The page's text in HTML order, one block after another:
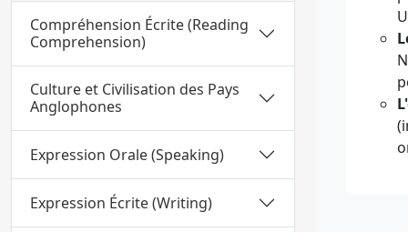
Compréhension Écrite (Reading
Comprehension)
Culture et Civilisation des Pays
Anglophones
Expression Orale (Speaking)
Expression Écrite (Writing)